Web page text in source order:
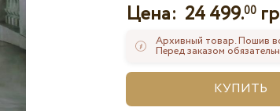
Цена: 24 499.00
Архивный товар. Пошив
Перед заказом